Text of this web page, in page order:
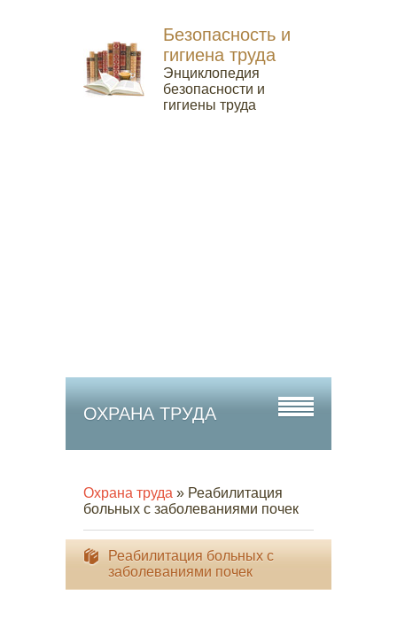
Безопасность и
гигиена труда
Энциклопедия
безопасности и
гигиены труда
ОХРАНА ТРУДА
Охрана труда » Реабилитация
больных с заболеваниями почек
Реабилитация больных с
заболеваниями почек